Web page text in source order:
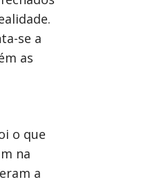
se a
as
o que
na
a